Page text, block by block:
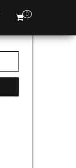
0